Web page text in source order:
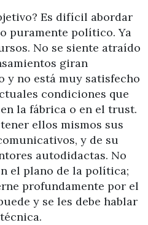
Es difícil abordar
puramente político. Ya
No se siente atraído
giran
y no está muy satisfecho
condiciones que
la fábrica o en el trust.
ellos mismos sus
y de su
autodidactas. No
el plano de la política;
profundamente por el
y se les debe hablar